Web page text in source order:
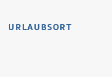
URLAUBSORT